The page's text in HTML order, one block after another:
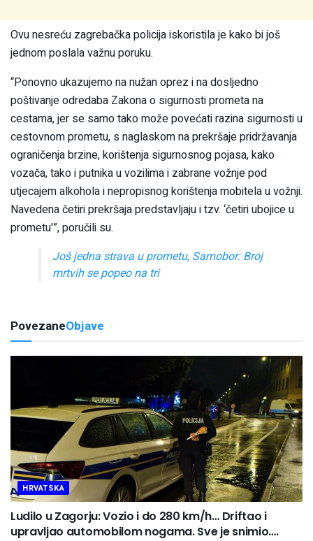
Ovu nesreću zagrebačka policija iskoristila je kako bi još
jednom poslala važnu poruku.
“Ponovno ukazujemo na nužan oprez i na dosljedno
poštivanje odredaba Zakona o sigurnosti prometa na
cestama, jer se samo tako može povećati razina sigurnosti u
cestovnom prometu, s naglaskom na prekršaje pridržavanja
ograničenja brzine, korištenja sigurnosnog pojasa, kako
vozača, tako i putnika u vozilima i zabrane vožnje pod
utjecajem alkohola i nepropisnog korištenja mobitela u vožnji.
Navedena četiri prekršaja predstavljaju i tzv. ‘četiri ubojice u
prometu'”, poručili su.
Još jedna strava u prometu, Samobor: Broj
mrtvih se popeo na tri
PovezaneObjave
HRVATSKA
Ludilo u Zagorju: Vozio i do 280 km/h… Driftao i
upravljao automobilom nogama. Sve je snimio….